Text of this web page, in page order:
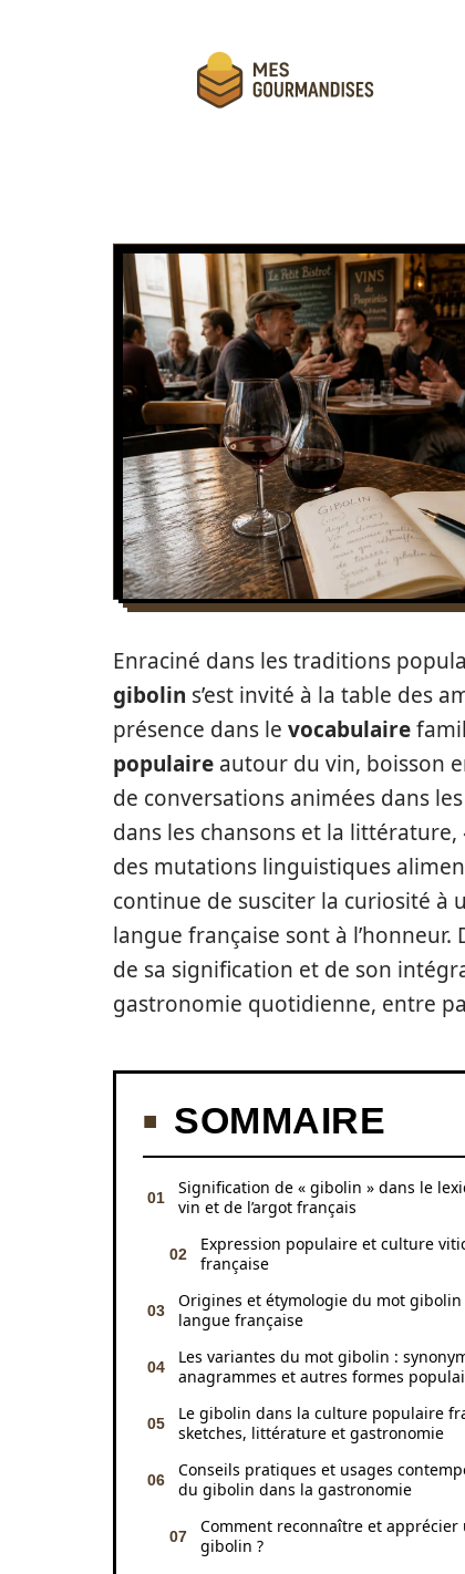
Enraciné dans les traditions
gibolin s’est invité à la table des
présence dans le vocabulaire
populaire autour du vin, boisson
de conversations animées dans
dans les chansons et la
des mutations linguistiques
continue de susciter la curiosité
langue française sont à l’honneur.
de sa signification et de son
gastronomie quotidienne, entre
SOMMAIRE
Signification de « gibolin » dans le
vin et de l’argot français
Expression populaire et culture
française
Origines et étymologie du mot gibolin
langue française
Les variantes du mot gibolin :
anagrammes et autres formes
Le gibolin dans la culture populaire
sketches, littérature et gastronomie
Conseils pratiques et usages
du gibolin dans la gastronomie
Comment reconnaître et apprécier
gibolin ?